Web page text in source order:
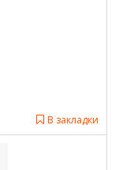
В закладки